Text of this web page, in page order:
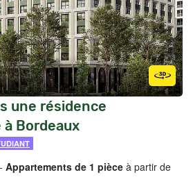
une résidence
Bordeaux
Appartements de 1 pièce à partir de